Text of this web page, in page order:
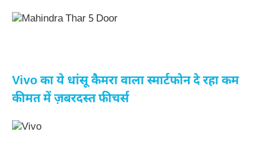
Vivo का ये धांसू कैमरा वाला स्मार्टफोन दे रहा कम
कीमत में ज़बरदस्त फीचर्स